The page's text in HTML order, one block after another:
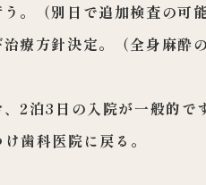
。（別日で追加検査の可
療方針決定。（全身麻酔
2泊3日の入院が一般的で
歯科医院に戻る。